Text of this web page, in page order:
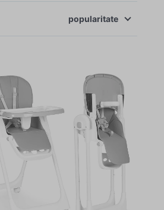
popularitate